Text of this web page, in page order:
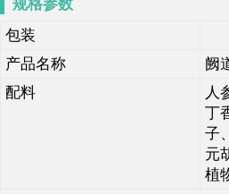
规格参数
包装
产品名称
阙
配料
人
丁
子
元
植